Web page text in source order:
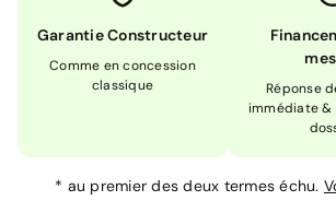
Garantie Constructeur
Comme en concession
classique
Réponse
immédiate &
* au premier des deux termes échu.